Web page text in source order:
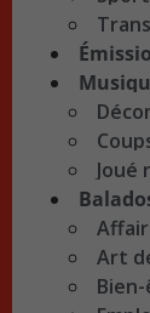
Joué
Art